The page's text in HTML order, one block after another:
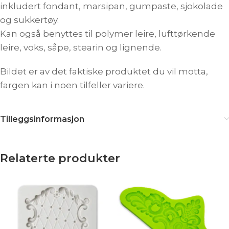
inkludert fondant, marsipan, gumpaste, sjokolade
og sukkertøy.
Kan også benyttes til polymer leire, lufttørkende
leire, voks, såpe, stearin og lignende.
Bildet er av det faktiske produktet du vil motta,
fargen kan i noen tilfeller variere.
Tilleggsinformasjon
Relaterte produkter